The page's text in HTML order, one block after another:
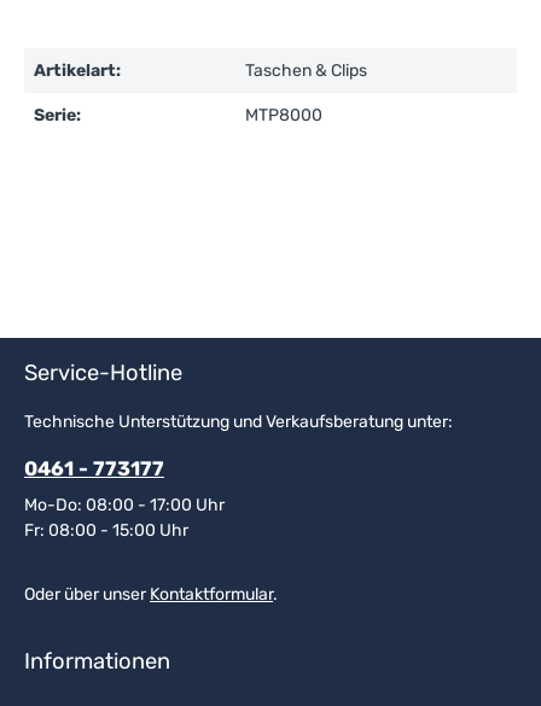
Artikelart: Taschen & Clips
Serie: MTP8000
Service-Hotline
Technische Unterstützung und Verkaufsberatung unter:
0461 - 773177
Mo-Do: 08:00 - 17:00 Uhr
Fr: 08:00 - 15:00 Uhr
Oder über unserKontaktformular.
Informationen